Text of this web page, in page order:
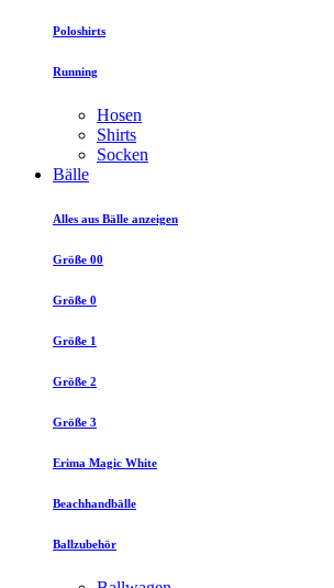
Poloshirts
Running
Hosen
Shirts
Socken
Bälle
Alles aus Bälle anzeigen
Größe 00
Größe 0
Größe 1
Größe 2
Größe 3
Erima Magic White
Beachhandbälle
Ballzubehör